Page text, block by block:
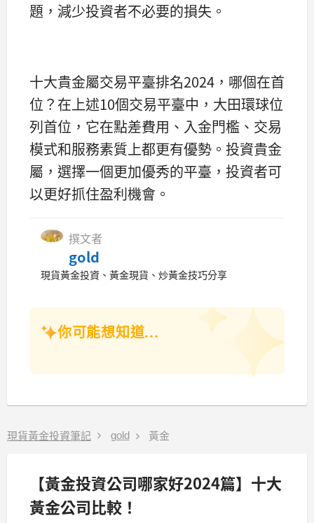
題，減少投資者不必要的損失。
十大貴金屬交易平臺排名2024，哪個在首
位？在上述10個交易平臺中，大田環球位
列首位，它在點差費用、入金門檻、交易
模式和服務素質上都更有優勢。投資貴金
屬，選擇一個更加優秀的平臺，投資者可
以更好抓住盈利機會。
撰文者
gold
現貨黃金投資、黃金現貨、炒黃金技巧分享
你可能想知道...
現貨黃金投資筆記 gold 黃金
【黃金投資公司哪家好2024篇】十大
黃金公司比較！